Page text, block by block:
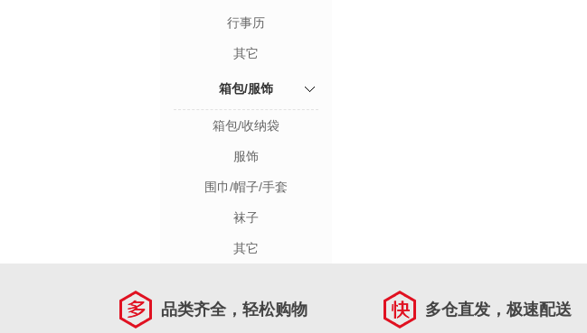
行事历
其它
箱包/服饰
箱包/收纳袋
服饰
围巾/帽子/手套
袜子
其它
品类齐全，轻松购物 多仓直发，极速配送